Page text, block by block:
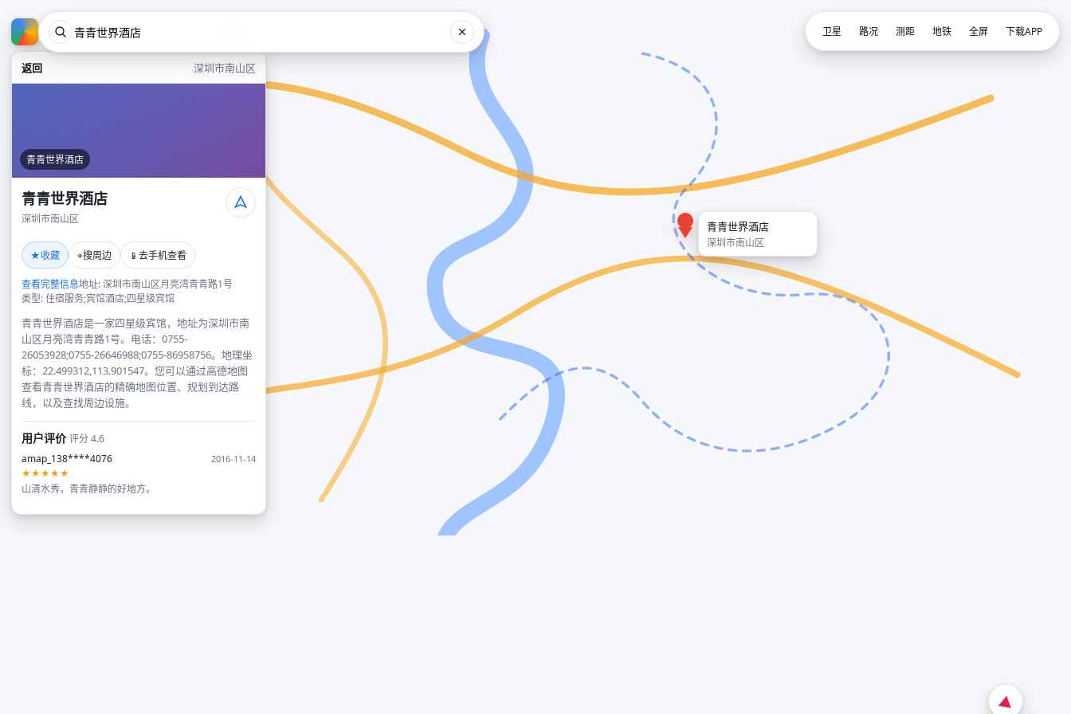
返回 深圳市南山区
青青世界酒店
青青世界酒店
深圳市南山区
★收藏 ⌖搜周边 📱 去手机查看
查看完整信息地址: 深圳市南山区月亮湾青青路1号
类型: 住宿服务;宾馆酒店;四星级宾馆
青青世界酒店是一家四星级宾馆，地址为深圳市南
山区月亮湾青青路1号。电话：0755-
26053928;0755-26646988;0755-86958756。地理坐
标：22.499312,113.901547。您可以通过高德地图
查看青青世界酒店的精确地图位置、规划到达路
线，以及查找周边设施。
用户评价评分 4.6
amap_138****4076
2016-11-14
★★★★★
山清水秀，青青静静的好地方。
青青世界酒店
深圳市南山区
卫星 路况 测距 地铁 全屏 下载APP